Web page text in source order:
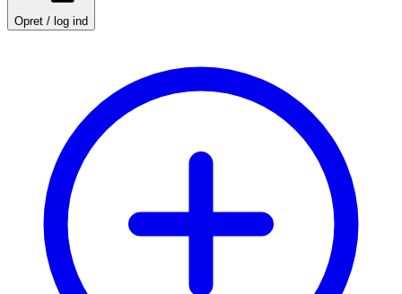
Opret / log ind